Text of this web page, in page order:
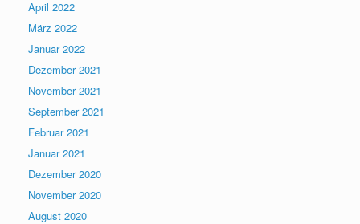
April 2022
März 2022
Januar 2022
Dezember 2021
November 2021
September 2021
Februar 2021
Januar 2021
Dezember 2020
November 2020
August 2020